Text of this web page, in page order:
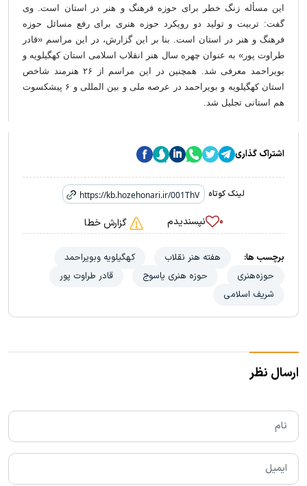
این مسأله زنگ خطر برای حوزه فرهنگ و هنر در استان است. وی
گفت: تربیت و تولید دو رویکرد حوزه هنری برای رفع مسائل حوزه
فرهنگ و هنر در استان است. بنا بر این گزارش، در این مراسم «قادر
طراوت پور» به عنوان چهره سال هنر انقلاب اسلامی استان کهگیلویه و
بویراحمد معرفی شد. همچنین در این مراسم از ۲۶ هنرمند شاخص
استان کهگیلویه و بویراحمد در عرصه ملی و بین المللی و ۶ پیشکسوت
هم استانی تجلیل شد.
اشتراک گذاری
لینک کوتاه
۰ نپسندیدم گزارش خطا
برچسب ها: هفته هنر نقلاب
کهگیلویه وبویراحمد
حوزه‌هنری
حوزه هنری یاسوج
قادر طراوت پور
شریف اسلامی
ارسال نظر